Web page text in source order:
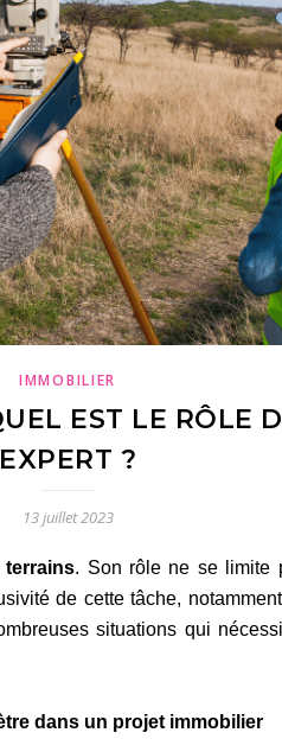
IMMOBILIER
EST LE RÔLE
EXPERT ?
13 juillet 2023
terrains. Son rôle ne se limite
de cette tâche,
situations qui
dans un projet immobilier